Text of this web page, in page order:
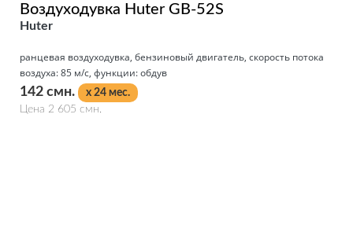
Воздуходувка Huter GB-52S
Huter
ранцевая воздуходувка, бензиновый двигатель, скорость потока
воздуха: 85 м/с, функции: обдув
142 смн.
x 24 мес.
Цена 2 605 смн.